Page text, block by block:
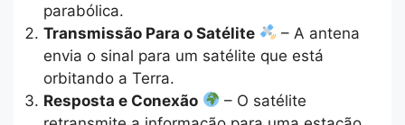
parabólica.
Transmissão Para o Satélite
– A antena
envia o sinal para um satélite que está
orbitando a Terra.
Resposta e Conexão
– O satélite